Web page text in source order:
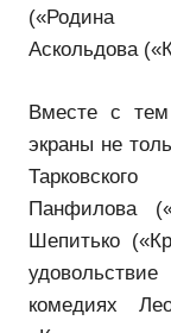
(«Родина
Аскольдова
Вместе с тем
экраны не
Панфилова
Шепитько
комедиях